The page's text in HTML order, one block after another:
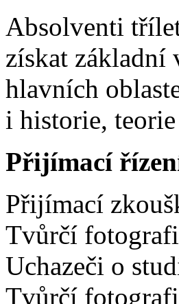
Absolventi
získat základní
hlavních
i historie,
Přijímací
Přijímací
Tvůrčí
Uchazeči o
Tvůrčí